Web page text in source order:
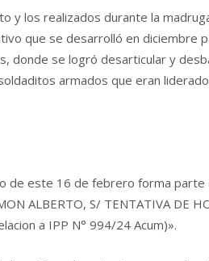
y los realizados durante la
que se desarrolló en diciembre
donde se logró desarticular y
armados que eran
de este 16 de febrero forma parte
ALBERTO, S/ TENTATIVA DE
a IPP N° 994/24 Acum)».